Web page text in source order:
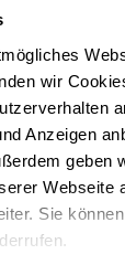
wir
Anzeigen
geben
Webseite
Sie
Kilometer
drehten durch